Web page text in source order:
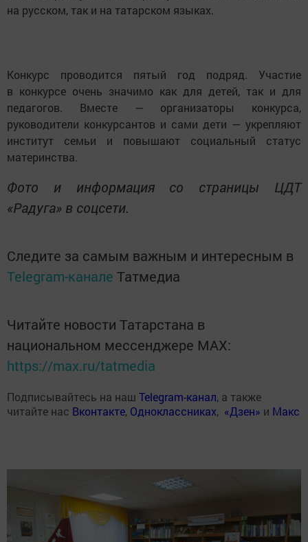
на русском, так и на татарском языках.
Конкурс проводится пятый год подряд. Участие
в конкурсе очень значимо как для детей, так и для
педагогов. Вместе — организаторы конкурса,
руководители конкурсантов и сами дети — укрепляют
институт семьи и повышают социальный статус
материнства.
Фото и информация со страницы ЦДТ
«Радуга» в соцсети.
Следите за самым важным и интересным в
Telegram-канале Татмедиа
Читайте новости Татарстана в
национальном мессенджере MАХ:
https://max.ru/tatmedia
Подписывайтесь на наш Telegram-канал, а также
читайте нас Вконтакте, Одноклассниках, «Дзен» и Макс